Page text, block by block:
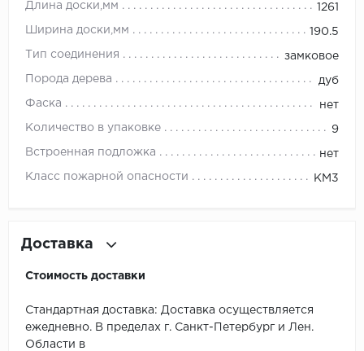
Quality Flooring
Smartprofile
SPC Flooring
Длина доски,мм 1261
Ширина доски,мм 190.5
Тип соединения замковое
Порода дерева дуб
Фаска нет
Количество в упаковке 9
Встроенная подложка нет
Класс пожарной опасности КМ3
Доставка
Стоимость доставки
Стандартная доставка: Доставка осуществляется
ежедневно. В пределах г. Санкт-Петербург и Лен.
Области в